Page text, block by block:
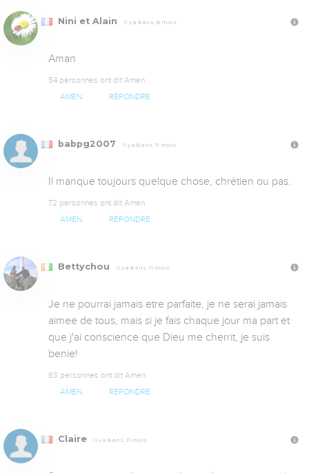
Nini et Alain Il y a 8 ans, 8 mois
Aman
54 personnes ont dit Amen
AMEN RÉPONDRE
babpg2007 Il y a 8 ans, 11 mois
Il manque toujours quelque chose, chrétien ou pas.
72 personnes ont dit Amen
AMEN RÉPONDRE
Bettychou Il y a 8 ans, 11 mois
Je ne pourrai jamais etre parfaite, je ne serai jamais
aimee de tous, mais si je fais chaque jour ma part et
que j'ai conscience que Dieu me cherrit, je suis
benie!
63 personnes ont dit Amen
AMEN RÉPONDRE
Claire Il y a 8 ans, 11 mois